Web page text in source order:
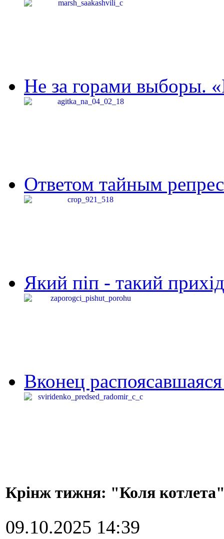
Не за горами выборы.
Ответом тайным
Який піп - такий
Вконец
Крінж тижня: "Коля
09.10.2025 14:39